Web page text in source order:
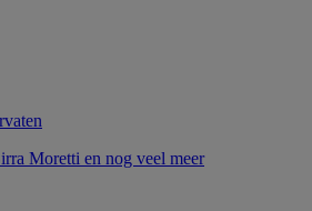
Moretti en nog veel meer